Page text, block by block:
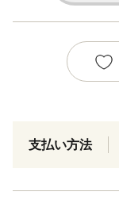
支払い方法